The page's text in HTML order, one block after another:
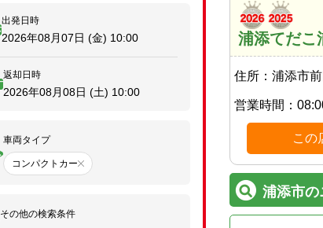
浦添てだこ
住所： 浦添市
営業時間：
この
浦添市の
出発日時
2026年08月07日 (金) 10:00
返却日時
2026年08月08日 (土) 10:00
車両タイプ
コンパクトカー
その他の検索条件